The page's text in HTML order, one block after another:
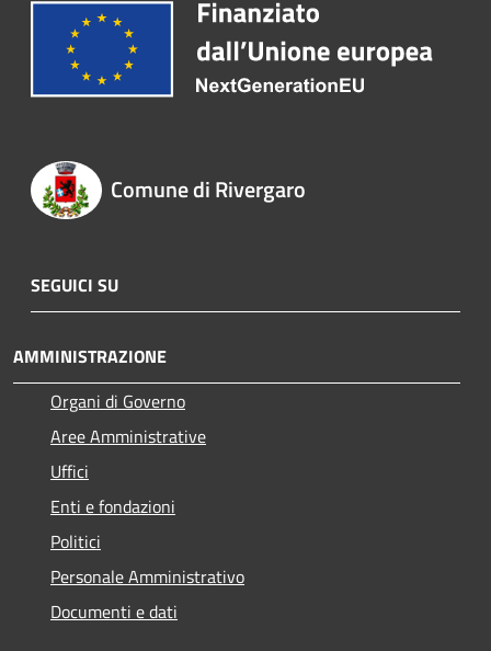
Comune di Rivergaro
SEGUICI SU
AMMINISTRAZIONE
Organi di Governo
Aree Amministrative
Uffici
Enti e fondazioni
Politici
Personale Amministrativo
Documenti e dati